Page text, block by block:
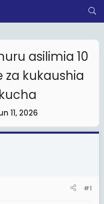
asilimia 10
za kukaushia
11, 2026
#1